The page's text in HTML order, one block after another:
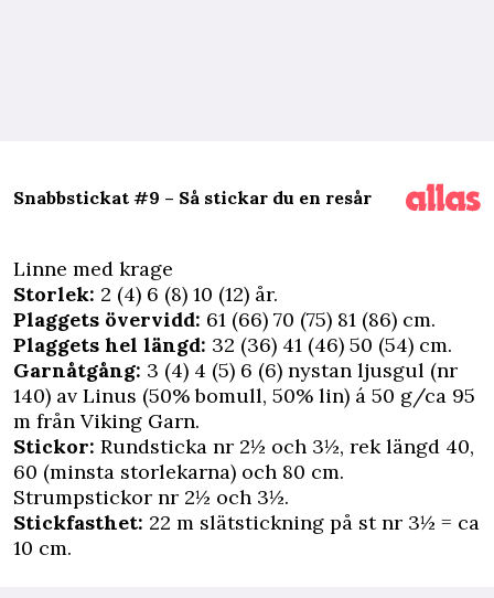
Snabbstickat #9 – Så stickar du en resår
Linne med krage
Storlek: 2 (4) 6 (8) 10 (12) år.
Plaggets övervidd: 61 (66) 70 (75) 81 (86) cm.
Plaggets hel längd: 32 (36) 41 (46) 50 (54) cm.
Garnåtgång: 3 (4) 4 (5) 6 (6) nystan ljusgul (nr
140) av Linus (50% bomull, 50% lin) á 50 g/ca 95
m från Viking Garn.
Stickor: Rundsticka nr 2½ och 3½, rek längd 40,
60 (minsta storlekarna) och 80 cm.
Strumpstickor nr 2½ och 3½.
Stickfasthet: 22 m slätstickning på st nr 3½ = ca
10 cm.